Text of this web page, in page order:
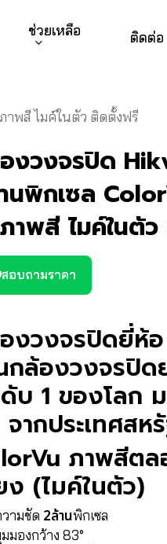
ช่วยเหลือ ติดต่อ
าพสี ไมค์ในตัว ติดตั้งฟรี
งวงจรปิด
นพิกเซล
าพสี ไมค์ในตั
สอบถามราคา
งวงจรปิดยี่ห้
กล้องวงจรปิด
บ 1 ของโลก
ากประเทศสห
ภาพสีตล
ง (ไมค์ในตัว)
ามชัด 2ล้านพิกเซล
มองกว้าง 83°